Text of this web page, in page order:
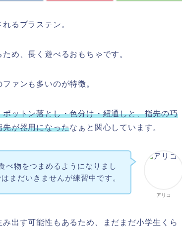
るプラステン。
め、長く遊べるおもちゃです。
ァンも多いのが特徴。
ポットン落とし・色分け・紐通しと、指先の巧
が器用になったなぁと関心しています。
アリコ
べ物をつまめるようになりまし
まだいきませんが練習中です。
出す可能性もあるため、まだまだ小学生くら